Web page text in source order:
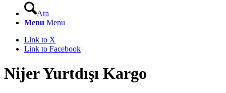
Ara
Menu Menu
Link to X
Link to Facebook
Nijer Yurtdışı Kargo